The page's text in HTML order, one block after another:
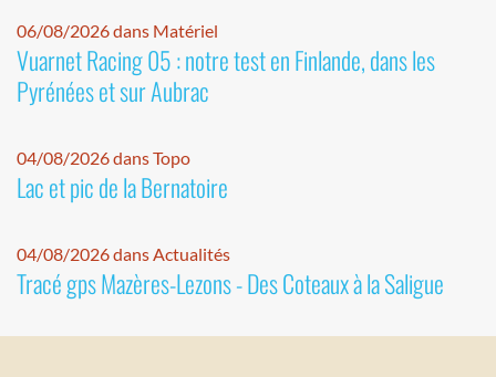
06/08/2026 dans Matériel
Vuarnet Racing 05 : notre test en Finlande, dans les
Pyrénées et sur Aubrac
04/08/2026 dans Topo
Lac et pic de la Bernatoire
04/08/2026 dans Actualités
Tracé gps Mazères-Lezons - Des Coteaux à la Saligue